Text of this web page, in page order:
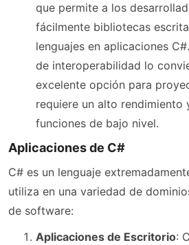
que permite a los
fácilmente bibliotecas
lenguajes en aplicaciones
de interoperabilidad lo
excelente opción para
requiere un alto rendimiento
funciones de bajo nivel.
Aplicaciones de C#
C# es un lenguaje
utiliza en una variedad de
de software:
Aplicaciones de Escritorio: